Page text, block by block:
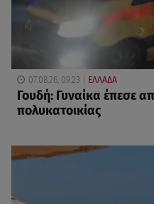
07.08.26, 09:23 ΕΛΛΑΔΑ
Γουδή: Γυναίκα έπεσε
πολυκατοικίας